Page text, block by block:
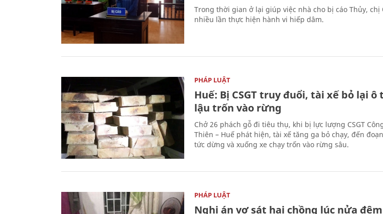
Trong thời gian ở lại giúp việc nhà cho bị cáo Thủy, chị
nhiều lần thực hiện hành vi hiếp dâm.
PHÁP LUẬT
Huế: Bị CSGT truy đuổi, tài xế bỏ lại ô
lậu trốn vào rừng
Chở 26 phách gỗ đi tiêu thụ, khi bị lực lượng CSGT
Thiên – Huế phát hiện, tài xế tăng ga bỏ chạy, đến
tức dừng và xuống xe chạy trốn vào rừng sâu.
PHÁP LUẬT
Nghi án vợ sát hại chồng lúc nửa